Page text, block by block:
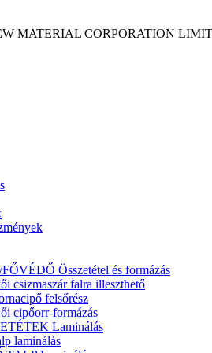
MATERIAL CORPORATION
Összetétel és formázás
csizmaszár falra illeszthető
felsőrész
cipőorr-formázás
Laminálás
laminálás